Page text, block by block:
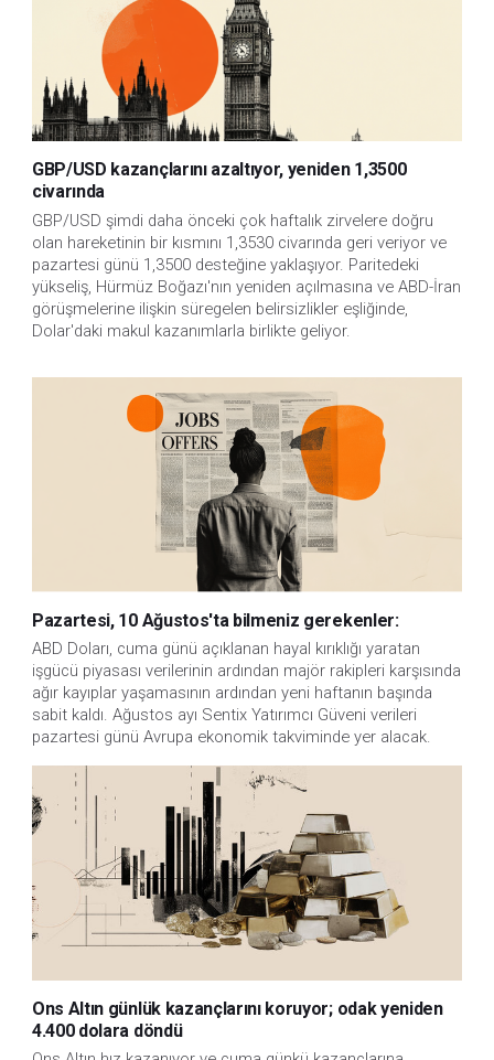
GBP/USD kazançlarını azaltıyor, yeniden 1,3500
civarında
GBP/USD şimdi daha önceki çok haftalık zirvelere doğru
olan hareketinin bir kısmını 1,3530 civarında geri veriyor ve
pazartesi günü 1,3500 desteğine yaklaşıyor. Paritedeki
yükseliş, Hürmüz Boğazı'nın yeniden açılmasına ve ABD-İran
görüşmelerine ilişkin süregelen belirsizlikler eşliğinde,
Dolar'daki makul kazanımlarla birlikte geliyor.
Pazartesi, 10 Ağustos'ta bilmeniz gerekenler:
ABD Doları, cuma günü açıklanan hayal kırıklığı yaratan
işgücü piyasası verilerinin ardından majör rakipleri karşısında
ağır kayıplar yaşamasının ardından yeni haftanın başında
sabit kaldı. Ağustos ayı Sentix Yatırımcı Güveni verileri
pazartesi günü Avrupa ekonomik takviminde yer alacak.
Ons Altın günlük kazançlarını koruyor; odak yeniden
4.400 dolara döndü